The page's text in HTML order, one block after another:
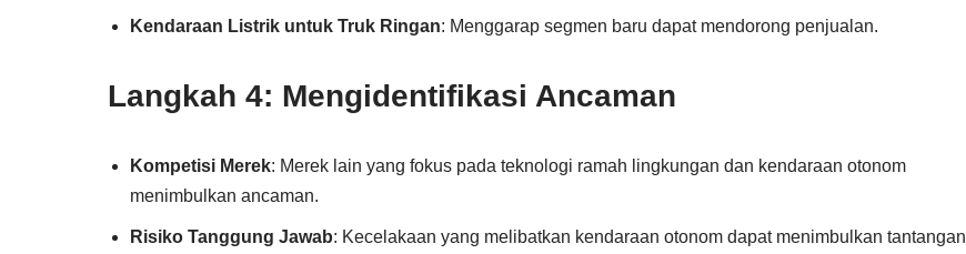
Kendaraan Listrik untuk Truk Ringan: Menggarap segmen baru dapat mendorong penjualan.
Langkah 4: Mengidentifikasi Ancaman
Kompetisi Merek: Merek lain yang fokus pada teknologi ramah lingkungan dan kendaraan otonom
menimbulkan ancaman.
Risiko Tanggung Jawab: Kecelakaan yang melibatkan kendaraan otonom dapat menimbulkan tantangan